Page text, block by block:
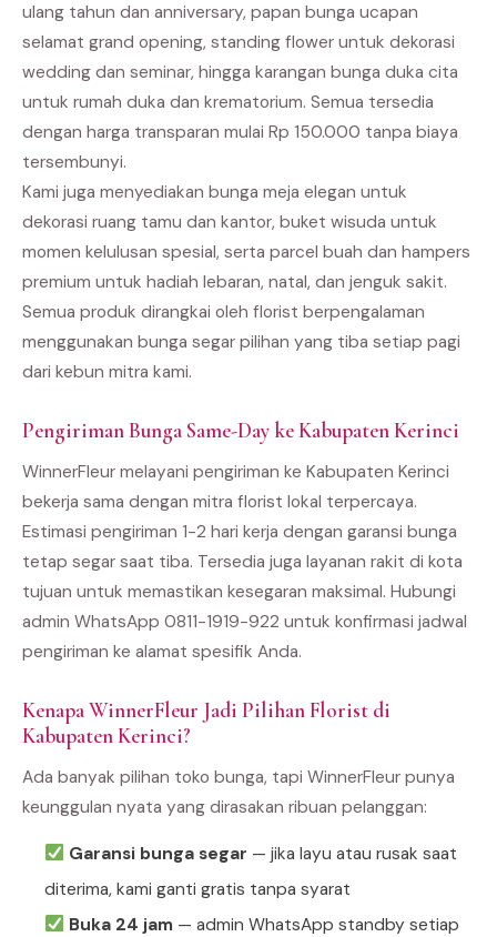
ulang tahun dan anniversary, papan bunga ucapan
selamat grand opening, standing flower untuk dekorasi
wedding dan seminar, hingga karangan bunga duka cita
untuk rumah duka dan krematorium. Semua tersedia
dengan harga transparan mulai Rp 150.000 tanpa biaya
tersembunyi.
Kami juga menyediakan bunga meja elegan untuk
dekorasi ruang tamu dan kantor, buket wisuda untuk
momen kelulusan spesial, serta parcel buah dan hampers
premium untuk hadiah lebaran, natal, dan jenguk sakit.
Semua produk dirangkai oleh florist berpengalaman
menggunakan bunga segar pilihan yang tiba setiap pagi
dari kebun mitra kami.
Pengiriman Bunga Same-Day ke Kabupaten Kerinci
WinnerFleur melayani pengiriman ke Kabupaten Kerinci
bekerja sama dengan mitra florist lokal terpercaya.
Estimasi pengiriman 1-2 hari kerja dengan garansi bunga
tetap segar saat tiba. Tersedia juga layanan rakit di kota
tujuan untuk memastikan kesegaran maksimal. Hubungi
admin WhatsApp 0811-1919-922 untuk konfirmasi jadwal
pengiriman ke alamat spesifik Anda.
Kenapa WinnerFleur Jadi Pilihan Florist di
Kabupaten Kerinci?
Ada banyak pilihan toko bunga, tapi WinnerFleur punya
keunggulan nyata yang dirasakan ribuan pelanggan:
Garansi bunga segar — jika layu atau rusak saat
diterima, kami ganti gratis tanpa syarat
Buka 24 jam— admin WhatsApp standby setiap